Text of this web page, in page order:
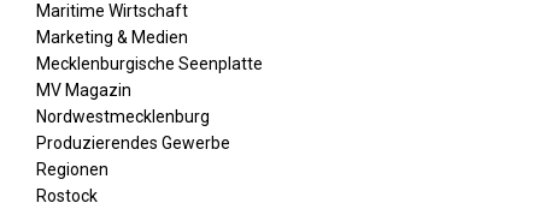
Maritime Wirtschaft
Marketing & Medien
Mecklenburgische Seenplatte
MV Magazin
Nordwestmecklenburg
Produzierendes Gewerbe
Regionen
Rostock